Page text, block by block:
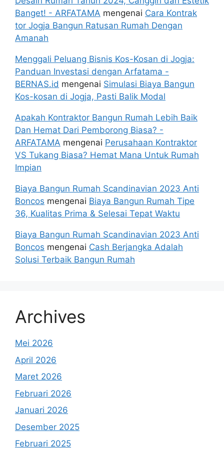
Banget! - ARFATAMA mengenai Cara Kontrak
tor Jogja Bangun Ratusan Rumah Dengan
Amanah
Menggali Peluang Bisnis Kos-Kosan di Jogja:
Panduan Investasi dengan Arfatama -
BERNAS.id mengenai Simulasi Biaya Bangun
Kos-kosan di Jogja, Pasti Balik Modal
Apakah Kontraktor Bangun Rumah Lebih Baik
Dan Hemat Dari Pemborong Biasa? -
ARFATAMA mengenai Perusahaan Kontraktor
VS Tukang Biasa? Hemat Mana Untuk Rumah
Impian
Biaya Bangun Rumah Scandinavian 2023 Anti
Boncos mengenai Biaya Bangun Rumah Tipe
36, Kualitas Prima & Selesai Tepat Waktu
Biaya Bangun Rumah Scandinavian 2023 Anti
Boncos mengenai Cash Berjangka Adalah
Solusi Terbaik Bangun Rumah
Archives
Mei 2026
April 2026
Maret 2026
Februari 2026
Januari 2026
Desember 2025
Februari 2025